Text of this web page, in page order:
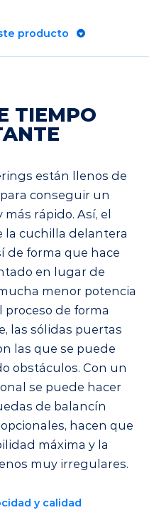
producto
TIEMPO
están llenos de
conseguir un
rápido. Así, el
la cuchilla delantera
de forma que hace
en lugar de
menor potencia
proceso de forma
las sólidas puertas
las que se puede
obstáculos. Con un
se puede hacer
de balancín
hacen que
máxima y la
muy irregulares.
y calidad